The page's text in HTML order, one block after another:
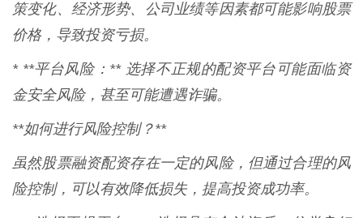
策变化、经济形势、公司业绩等因素都可能影响股票
价格，导致投资亏损。
* **平台风险：** 选择不正规的配资平台可能面临资
金安全风险，甚至可能遭遇诈骗。
**如何进行风险控制？**
虽然股票融资配资存在一定的风险，但通过合理的风
险控制，可以有效降低损失，提高投资成功率。